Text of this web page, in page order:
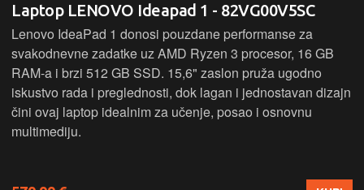
Laptop LENOVO Ideapad 1 - 82VG00V5SC
Lenovo IdeaPad 1 donosi pouzdane performanse za
svakodnevne zadatke uz AMD Ryzen 3 procesor, 16 GB
RAM-a i brzi 512 GB SSD. 15,6" zaslon pruža ugodno
iskustvo rada i preglednosti, dok lagan i jednostavan dizajn
čini ovaj laptop idealnim za učenje, posao i osnovnu
multimediju.